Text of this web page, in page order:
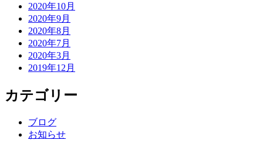
2020年10月
2020年9月
2020年8月
2020年7月
2020年3月
2019年12月
カテゴリー
ブログ
お知らせ